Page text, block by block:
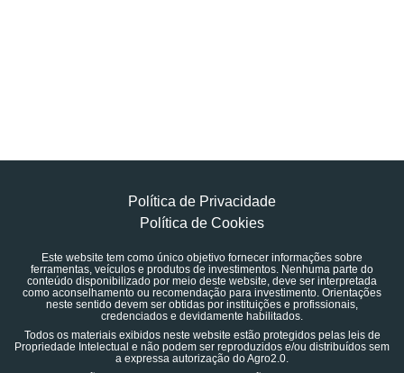
Política de Privacidade
Política de Cookies
Este website tem como único objetivo fornecer informações sobre
ferramentas, veículos e produtos de investimentos. Nenhuma parte do
conteúdo disponibilizado por meio deste website, deve ser interpretada
como aconselhamento ou recomendação para investimento. Orientações
neste sentido devem ser obtidas por instituições e profissionais,
credenciados e devidamente habilitados.
Todos os materiais exibidos neste website estão protegidos pelas leis de
Propriedade Intelectual e não podem ser reproduzidos e/ou distribuídos sem
a expressa autorização do Agro2.0.